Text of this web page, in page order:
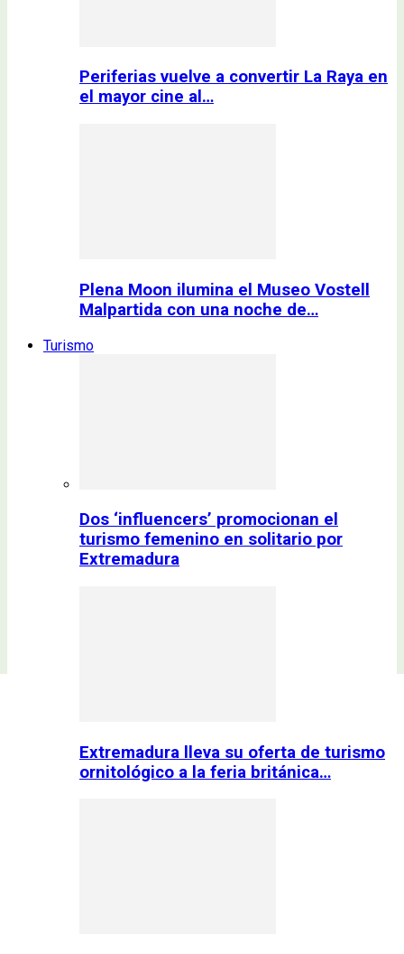
Periferias vuelve a convertir La Raya en
el mayor cine al…
Plena Moon ilumina el Museo Vostell
Malpartida con una noche de…
Turismo
Dos ‘influencers’ promocionan el
turismo femenino en solitario por
Extremadura
Extremadura lleva su oferta de turismo
ornitológico a la feria británica…